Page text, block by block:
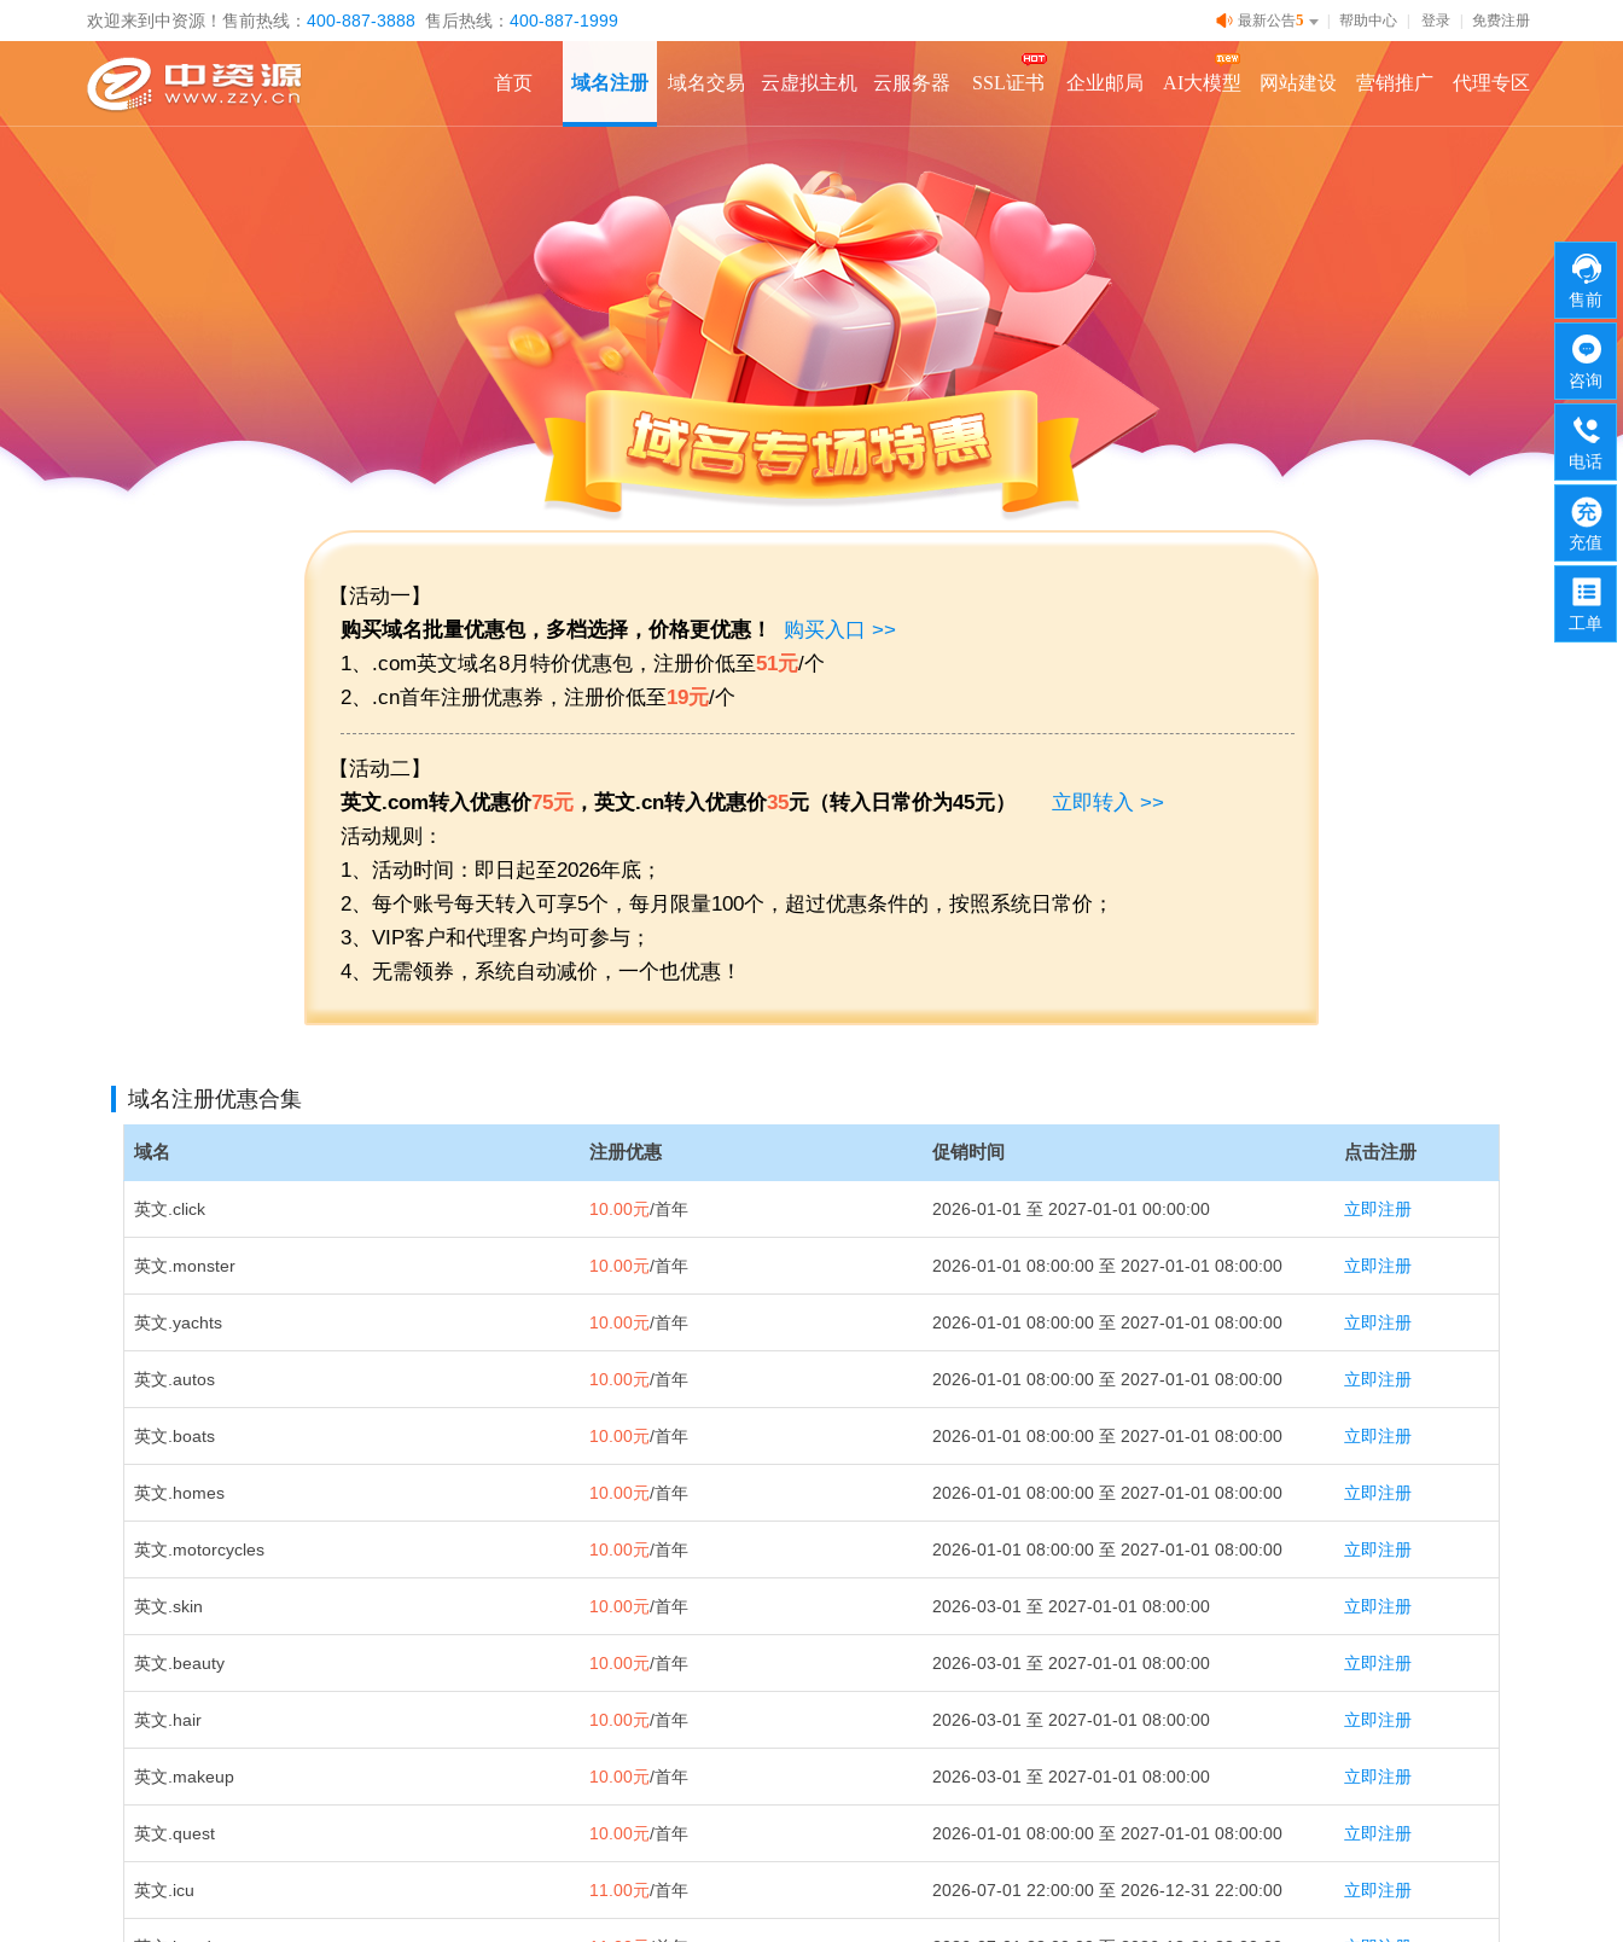
售前
咨询
电话
充值
工单
欢迎来到中资源！售前热线： 400-887-3888 售后热线： 400-887-1999 登录 免费注册
最新公告5 帮助中心
代理专区
营销推广
网站建设
AI大模型
企业邮局
SSL证书
云服务器
云虚拟主机
域名交易
域名注册
首页
【活动一】
购买域名批量优惠包，多档选择，价格更优惠！
购买入口 >>
1、.com英文域名8月特价优惠包，注册价低至51元/个
2、.cn首年注册优惠券，注册价低至19元/个
【活动二】
英文.com转入优惠价75元 ，英文.cn转入优惠价35元（转入日常价为45元）
立即转入 >>
活动规则：
1、活动时间：即日起至2026年底；
2、每个账号每天转入可享5个，每月限量100个，超过优惠条件的，按照系统日常价；
3、VIP客户和代理客户均可参与；
4、无需领券，系统自动减价，一个也优惠！
域名注册优惠合集
域名 注册优惠 促销时间 点击注册
英文.click 10.00元/首年 2026-01-01 至 2027-01-01 00:00:00 立即注册
英文.monster 10.00元/首年 2026-01-01 08:00:00 至 2027-01-01 08:00:00 立即注册
英文.yachts 10.00元/首年 2026-01-01 08:00:00 至 2027-01-01 08:00:00 立即注册
英文.autos 10.00元/首年 2026-01-01 08:00:00 至 2027-01-01 08:00:00 立即注册
英文.boats 10.00元/首年 2026-01-01 08:00:00 至 2027-01-01 08:00:00 立即注册
英文.homes 10.00元/首年 2026-01-01 08:00:00 至 2027-01-01 08:00:00 立即注册
英文.motorcycles 10.00元/首年 2026-01-01 08:00:00 至 2027-01-01 08:00:00 立即注册
英文.skin 10.00元/首年 2026-03-01 至 2027-01-01 08:00:00 立即注册
英文.beauty 10.00元/首年 2026-03-01 至 2027-01-01 08:00:00 立即注册
英文.hair 10.00元/首年 2026-03-01 至 2027-01-01 08:00:00 立即注册
英文.makeup 10.00元/首年 2026-03-01 至 2027-01-01 08:00:00 立即注册
英文.quest 10.00元/首年 2026-01-01 08:00:00 至 2027-01-01 08:00:00 立即注册
英文.icu 11.00元/首年 2026-07-01 22:00:00 至 2026-12-31 22:00:00 立即注册